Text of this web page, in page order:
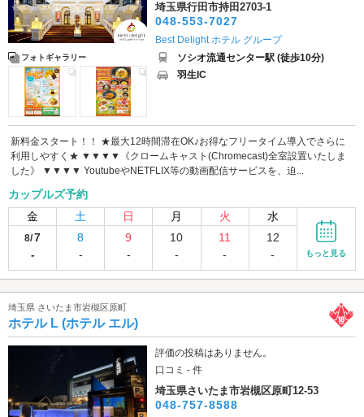
フォトギャラリー
埼玉県行田市持田2703-1
048-553-7027
Best Delight ホテル グループ
ソシオ流通センター駅 (徒歩10分)
羽生IC
新料金スタート！！ ★最大12時間滞在OK♪お得なフリータイム導入でさらに
利用しやすく★ ▼▼▼▼《クロームキャスト(Chromecast)全室設置いたしま
した》 ▼▼▼▼ YoutubeやNETFLIX等の動画配信サービスを、迫...
カップルズ予約
金
土 日 月 火 水
8/7
-
8
-
9
-
10
-
11
-
12
-
もっと見る
埼玉県 さいたま市岩槻区原町
ホテル L (ホテル エル)
評価の投稿はありません。
口コミ - 件
埼玉県さいたま市岩槻区原町12-53
048-757-8588